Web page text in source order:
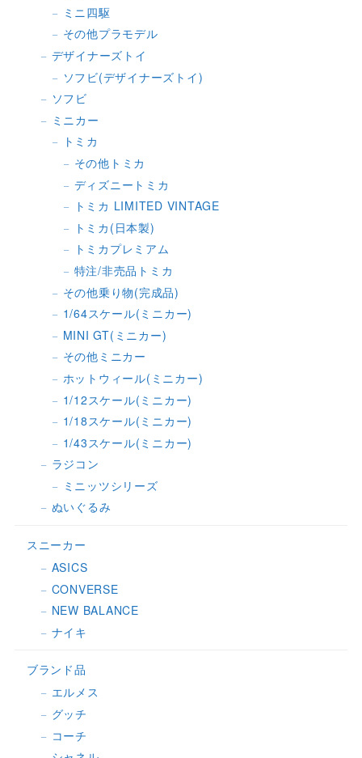
ミニ四駆
その他プラモデル
デザイナーズトイ
ソフビ(デザイナーズトイ)
ソフビ
ミニカー
トミカ
その他トミカ
ディズニートミカ
トミカ LIMITED VINTAGE
トミカ(日本製)
トミカプレミアム
特注/非売品トミカ
その他乗り物(完成品)
1/64スケール(ミニカー)
MINI GT(ミニカー)
その他ミニカー
ホットウィール(ミニカー)
1/12スケール(ミニカー)
1/18スケール(ミニカー)
1/43スケール(ミニカー)
ラジコン
ミニッツシリーズ
ぬいぐるみ
スニーカー
ASICS
CONVERSE
NEW BALANCE
ナイキ
ブランド品
エルメス
グッチ
コーチ